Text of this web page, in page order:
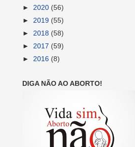
► 2020 (56)
► 2019 (55)
► 2018 (58)
► 2017 (59)
► 2016 (8)
DIGA NÃO AO ABORTO!